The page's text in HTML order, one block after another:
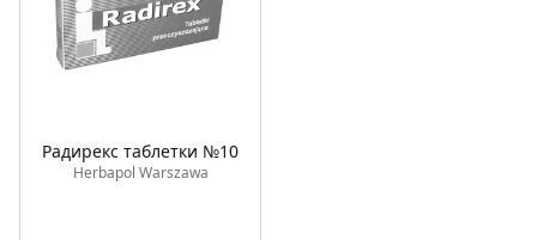
Радирекс таблетки №10
Herbapol Warszawa